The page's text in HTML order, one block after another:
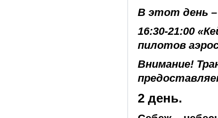
В этот день
16:30-21:00
пилотов
Внимание!
2 день.